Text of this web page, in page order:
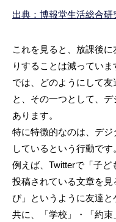
出典：博報堂生活総合研
これを見ると、放課後
りすることは減っていま
では、どのようにして
と、その一つとして、
あります。
特に特徴的なのは、デ
しているという行動です
例えば、Twitterで「子ど
投稿されている文章を
び」というように友達
共に、「学校」・「約